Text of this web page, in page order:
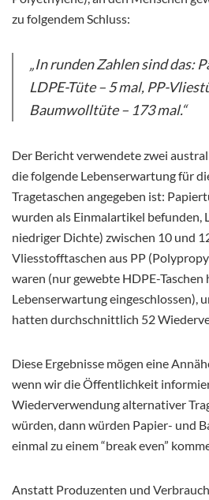
zu folgendem Schluss:
„In runden Zahlen sind das:
LDPE-Tüte – 5 mal, PP-
Baumwolltüte – 173 mal.“
Der Bericht verwendete zwei
die folgende Lebenserwartung für
Tragetaschen angegeben ist:
wurden als Einmalartikel befunden,
niedriger Dichte) zwischen 10 und
Vliesstofftaschen aus PP
waren (nur gewebte HDPE-
Lebenserwartung eingeschlossen),
hatten durchschnittlich 52
Diese Ergebnisse mögen eine
wenn wir die Öffentlichkeit
Wiederverwendung alternativer
würden, dann würden Papier- und
einmal zu einem “break even”
Anstatt Produzenten und